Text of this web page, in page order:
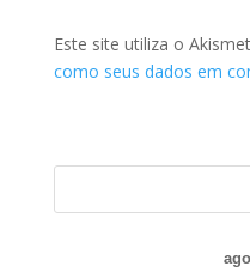
Este site utiliza o
como seus dados em